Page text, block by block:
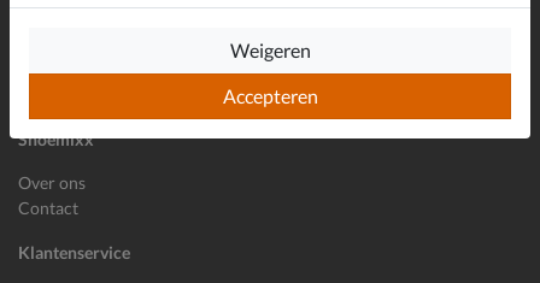
Shoemixx
Over ons
Contact
Klantenservice
Accepteren
Weigeren